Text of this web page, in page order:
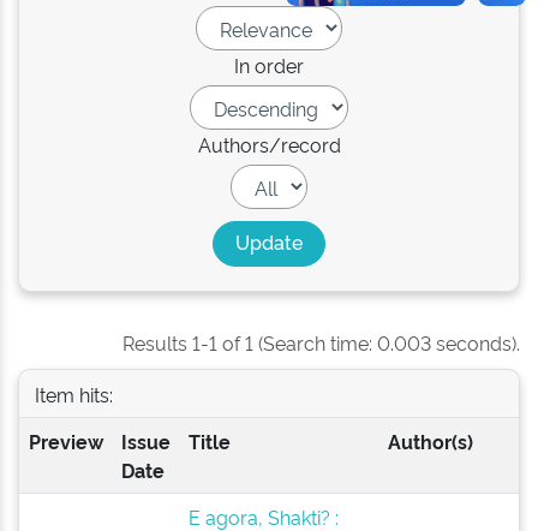
In order
Authors/record
Results 1-1 of 1 (Search time: 0.003 seconds).
Item hits:
Preview
Issue
Date
Title Author(s)
E agora, Shakti? :